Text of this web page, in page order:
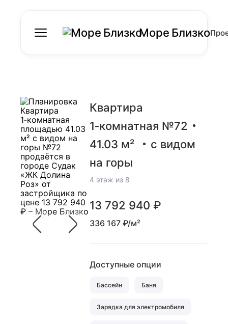
Море Близко
Квартира
1‑комнатная №72
41.03 м²
с видом
на горы
4 этаж из 8
13 792 940 ₽
336 167 ₽/м²
Доступные опции
Бассейн Баня
Зарядка для электромобиля